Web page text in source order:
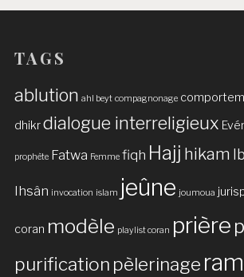
TAGS
ablution ahl beyt compagnonage
dhikrdialogue interreligieux
prophète Fatwa Femme fiqh Hajj hikam
Ihsân invocation islam jeûne joumoua
coran modèle playlist coran prière
purification pèlerinage